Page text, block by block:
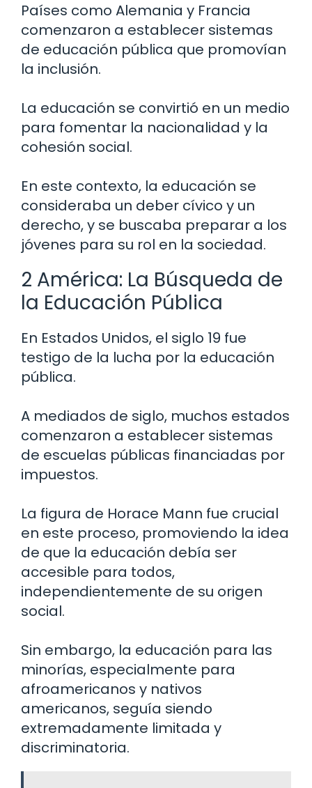
Países como Alemania y Francia
comenzaron a establecer sistemas
de educación pública que promovían
la inclusión.
La educación se convirtió en un medio
para fomentar la nacionalidad y la
cohesión social.
En este contexto, la educación se
consideraba un deber cívico y un
derecho, y se buscaba preparar a los
jóvenes para su rol en la sociedad.
2 América: La Búsqueda de
la Educación Pública
En Estados Unidos, el siglo 19 fue
testigo de la lucha por la educación
pública.
A mediados de siglo, muchos estados
comenzaron a establecer sistemas
de escuelas públicas financiadas por
impuestos.
La figura de Horace Mann fue crucial
en este proceso, promoviendo la idea
de que la educación debía ser
accesible para todos,
independientemente de su origen
social.
Sin embargo, la educación para las
minorías, especialmente para
afroamericanos y nativos
americanos, seguía siendo
extremadamente limitada y
discriminatoria.